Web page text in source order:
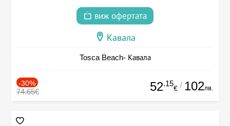
виж офертата
Кавала
Tosca Beach- Кавала
-30%
74.65€ 52.15
€ / 102лв.